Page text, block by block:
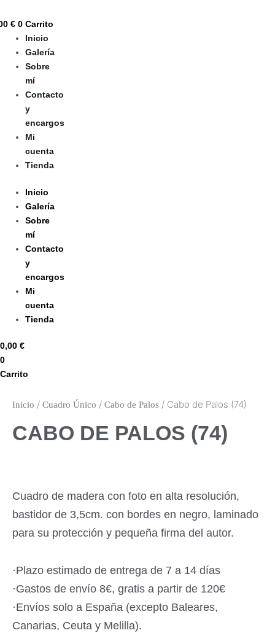
al
contenido
€ 0 Carrito
Inicio
Galería
Sobre
mí
Contacto
y
encargos
Mi
cuenta
Tienda
Inicio
Galería
Sobre
mí
Contacto
y
encargos
Mi
cuenta
Tienda
0,00 €
0
Carrito
Inicio / Cuadro Único / Cabo de Palos / Cabo de Palos (74)
CABO DE PALOS (74)
Cuadro de madera con foto en alta resolución,
bastidor de 3,5cm. con bordes en negro, laminado
para su protección y pequeña firma del autor.
·Plazo estimado de entrega de 7 a 14 días
·Gastos de envío 8€, gratis a partir de 120€
·Envíos solo a España (excepto Baleares,
Canarias, Ceuta y Melilla).
de
Palos